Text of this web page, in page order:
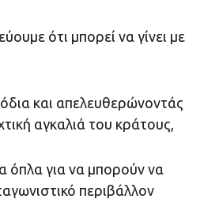
ότι μπορεί να γίνει με
και απελευθερώνοντάς
αγκαλιά του κράτους,
όπλα για να μπορούν να
περιβάλλον